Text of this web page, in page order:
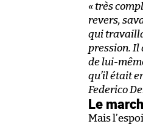
« très
revers,
qui
pression. Il
de lui-
qu’il était
Federico
Le
Mais